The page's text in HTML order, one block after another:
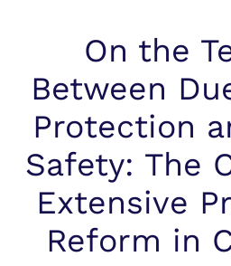
On the
Between
Protection
Safety: The
Extensive
Reform in